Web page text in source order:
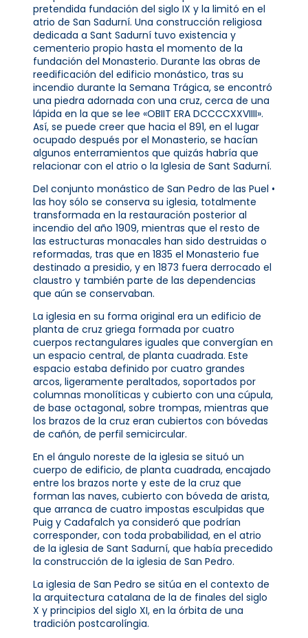
pretendida fundación del siglo IX y la limitó en el
atrio de San Sadurní. Una construcción religiosa
dedicada a Sant Sadurní tuvo existencia y
cementerio propio hasta el momento de la
fundación del Monasterio. Durante las obras de
reedificación del edificio monástico, tras su
incendio durante la Semana Trágica, se encontró
una piedra adornada con una cruz, cerca de una
lápida en la que se lee «OBIIT ERA DCCCCXXVIIII».
Así, se puede creer que hacia el 891, en el lugar
ocupado después por el Monasterio, se hacían
algunos enterramientos que quizás habría que
relacionar con el atrio o la Iglesia de Sant Sadurní.
Del conjunto monástico de San Pedro de las Puel •
las hoy sólo se conserva su iglesia, totalmente
transformada en la restauración posterior al
incendio del año 1909, mientras que el resto de
las estructuras monacales han sido destruidas o
reformadas, tras que en 1835 el Monasterio fue
destinado a presidio, y en 1873 fuera derrocado el
claustro y también parte de las dependencias
que aún se conservaban.
La iglesia en su forma original era un edificio de
planta de cruz griega formada por cuatro
cuerpos rectangulares iguales que convergían en
un espacio central, de planta cuadrada. Este
espacio estaba definido por cuatro grandes
arcos, ligeramente peraltados, soportados por
columnas monolíticas y cubierto con una cúpula,
de base octagonal, sobre trompas, mientras que
los brazos de la cruz eran cubiertos con bóvedas
de cañón, de perfil semicircular.
En el ángulo noreste de la iglesia se situó un
cuerpo de edificio, de planta cuadrada, encajado
entre los brazos norte y este de la cruz que
forman las naves, cubierto con bóveda de arista,
que arranca de cuatro impostas esculpidas que
Puig y Cadafalch ya consideró que podrían
corresponder, con toda probabilidad, en el atrio
de la iglesia de Sant Sadurní, que había precedido
la construcción de la iglesia de San Pedro.
La iglesia de San Pedro se sitúa en el contexto de
la arquitectura catalana de la de finales del siglo
X y principios del siglo XI, en la órbita de una
tradición postcarolíngia.